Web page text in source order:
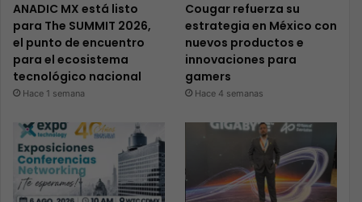
ANADIC MX está listo
para The SUMMIT 2026,
el punto de encuentro
para el ecosistema
tecnológico nacional
Hace 1 semana
Cougar refuerza su
estrategia en México con
nuevos productos e
innovaciones para
gamers
Hace 4 semanas